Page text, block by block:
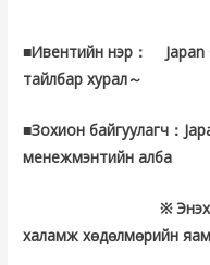
■Ивентийн нэр： Japan
тайлбар хурал～
■Зохион байгуулагч：
менежмэнтийн алба
※ Энэхүү тѳсѳл
халамж хѳдѳлмѳрийн